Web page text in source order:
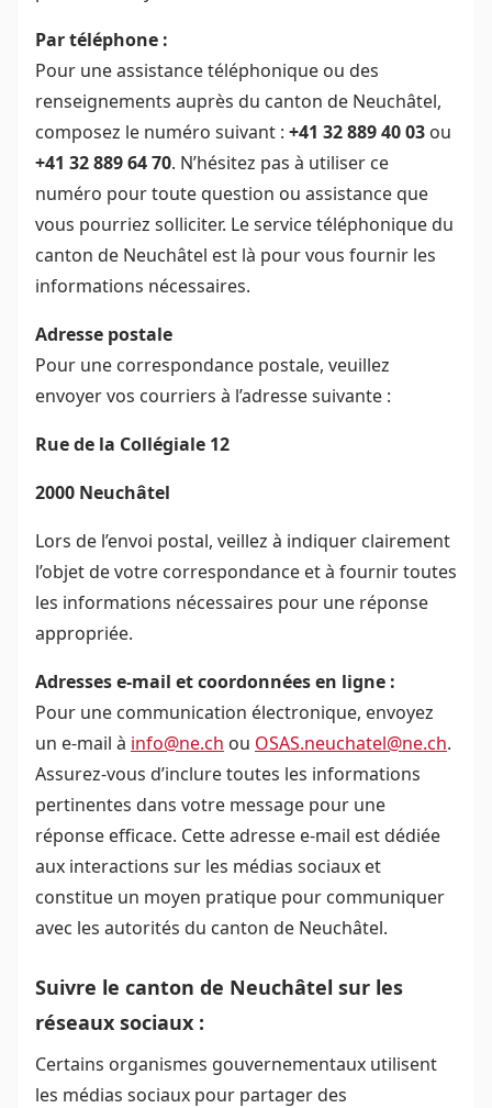
Par téléphone :
Pour une assistance téléphonique ou des
renseignements auprès du canton de Neuchâtel,
composez le numéro suivant : +41 32 889 40 03 ou
+41 32 889 64 70. N’hésitez pas à utiliser ce
numéro pour toute question ou assistance que
vous pourriez solliciter. Le service téléphonique du
canton de Neuchâtel est là pour vous fournir les
informations nécessaires.
Adresse postale
Pour une correspondance postale, veuillez
envoyer vos courriers à l’adresse suivante :
Rue de la Collégiale 12
2000 Neuchâtel
Lors de l’envoi postal, veillez à indiquer clairement
l’objet de votre correspondance et à fournir toutes
les informations nécessaires pour une réponse
appropriée.
Adresses e-mail et coordonnées en ligne :
Pour une communication électronique, envoyez
un e-mail à info@ne.ch ou OSAS.neuchatel@ne.ch.
Assurez-vous d’inclure toutes les informations
pertinentes dans votre message pour une
réponse efficace. Cette adresse e-mail est dédiée
aux interactions sur les médias sociaux et
constitue un moyen pratique pour communiquer
avec les autorités du canton de Neuchâtel.
Suivre le canton de Neuchâtel sur les
réseaux sociaux :
Certains organismes gouvernementaux utilisent
les médias sociaux pour partager des